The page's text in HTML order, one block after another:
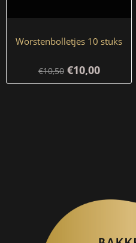
Worstenbolletjes 10 stuks
€10,50 €10,00